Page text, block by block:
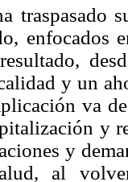
traspasado
enfocados
y un
va
y
y
al